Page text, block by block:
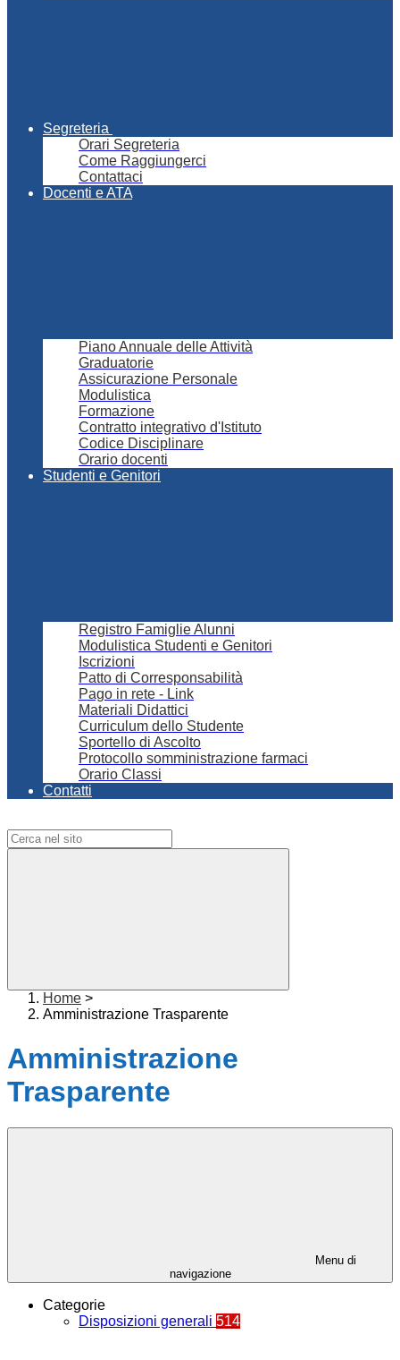
Segreteria
Orari Segreteria
Come Raggiungerci
Contattaci
Docenti e ATA
Piano Annuale delle Attività
Graduatorie
Assicurazione Personale
Modulistica
Formazione
Contratto integrativo d'Istituto
Codice Disciplinare
Orario docenti
Studenti e Genitori
Registro Famiglie Alunni
Modulistica Studenti e Genitori
Iscrizioni
Patto di Corresponsabilità
Pago in rete - Link
Materiali Didattici
Curriculum dello Studente
Sportello di Ascolto
Protocollo somministrazione farmaci
Orario Classi
Contatti
Home >
Amministrazione Trasparente
Amministrazione
Trasparente
Menu di
navigazione
Categorie
Disposizioni generali 514